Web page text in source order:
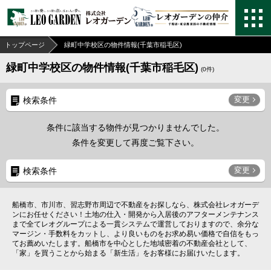
トップページ 緑町中学校区の物件情報(千葉市稲毛区)
緑町中学校区の物件情報(千葉市稲毛区) (0件)
検索条件 変更
条件に該当する物件が見つかりませんでした。
条件を変更して再度ご覧下さい。
検索条件 変更
船橋市、市川市、習志野市周辺で不動産をお探しなら、株式会社レオガーデ
ンにお任せください！土地の仕入・開発から入居後のアフターメンテナンス
まで全てレオグループによる一貫システムで運営しておりますので、余分な
マージン・手数料をカットし、より良いものをお求め易い価格で自信をもっ
てお薦めいたします。船橋市を中心とした地域密着の不動産会社として、
「家」を買うことから始まる「新生活」をお客様にお届けいたします。